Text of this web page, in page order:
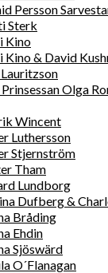
Persson
Sterk
Kino
Kino & David
Olga
Wincent
Luthersson
Stjernström
Tham
Lundborg
Dufberg &
Bråding
Ehdin
Sjöswärd
O´Flanagan